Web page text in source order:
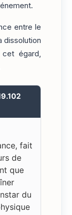
entre le
dissolution
égard,
fait
de
que
du